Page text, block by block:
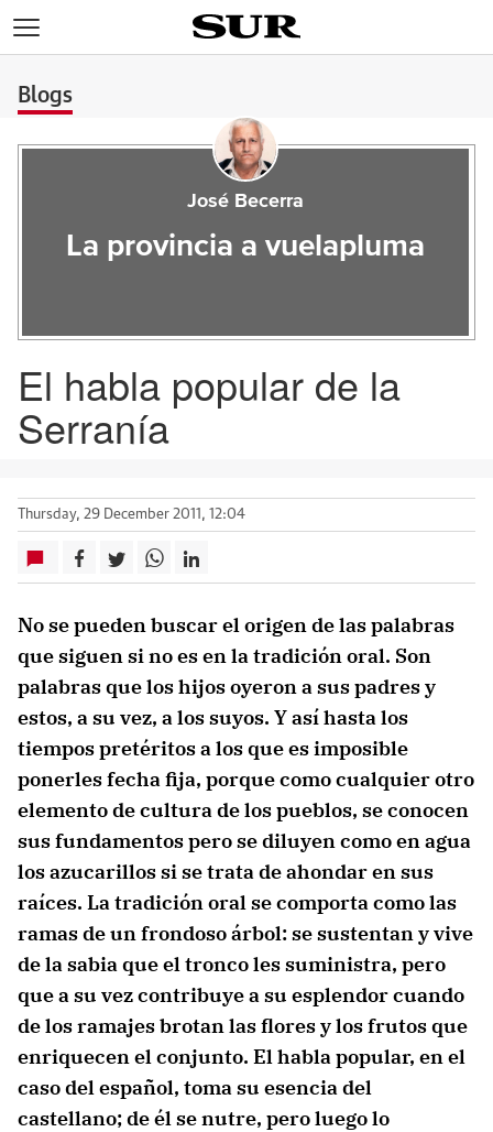
Blogs
José Becerra
La provincia a vuelapluma
El habla popular de la
Serranía
Thursday, 29 December 2011, 12:04
No se pueden buscar el origen de las palabras
que siguen si no es en la tradición oral. Son
palabras que los hijos oyeron a sus padres y
estos, a su vez, a los suyos. Y así hasta los
tiempos pretéritos a los que es imposible
ponerles fecha fija, porque como cualquier otro
elemento de cultura de los pueblos, se conocen
sus fundamentos pero se diluyen como en agua
los azucarillos si se trata de ahondar en sus
raíces. La tradición oral se comporta como las
ramas de un frondoso árbol: se sustentan y vive
de la sabia que el tronco les suministra, pero
que a su vez contribuye a su esplendor cuando
de los ramajes brotan las flores y los frutos que
enriquecen el conjunto. El habla popular, en el
caso del español, toma su esencia del
castellano; de él se nutre, pero luego lo